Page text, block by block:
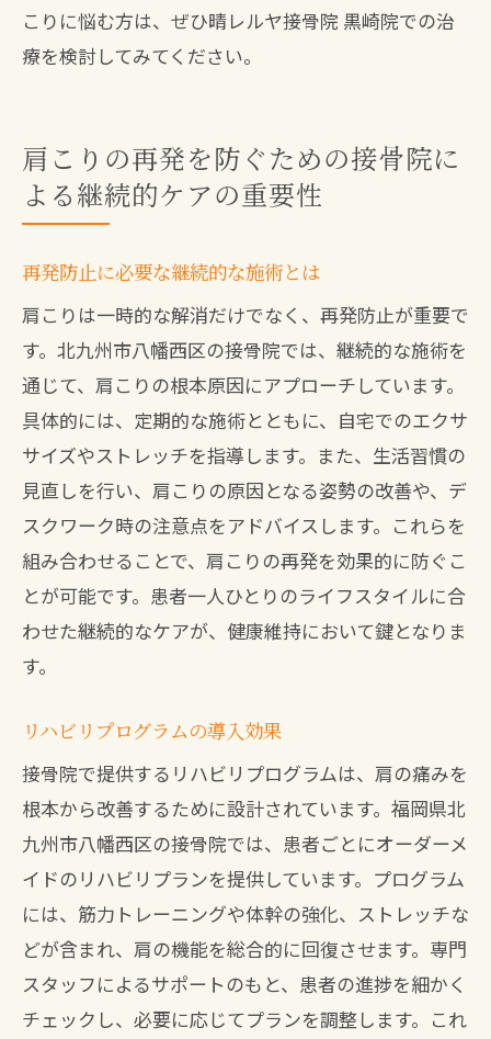
こりに悩む方は、ぜひ晴レルヤ接骨院 黒崎院での治
療を検討してみてください。
肩こりの再発を防ぐための接骨院に
よる継続的ケアの重要性
再発防止に必要な継続的な施術とは
肩こりは一時的な解消だけでなく、再発防止が重要で
す。北九州市八幡西区の接骨院では、継続的な施術を
通じて、肩こりの根本原因にアプローチしています。
具体的には、定期的な施術とともに、自宅でのエクサ
サイズやストレッチを指導します。また、生活習慣の
見直しを行い、肩こりの原因となる姿勢の改善や、デ
スクワーク時の注意点をアドバイスします。これらを
組み合わせることで、肩こりの再発を効果的に防ぐこ
とが可能です。患者一人ひとりのライフスタイルに合
わせた継続的なケアが、健康維持において鍵となりま
す。
リハビリプログラムの導入効果
接骨院で提供するリハビリプログラムは、肩の痛みを
根本から改善するために設計されています。福岡県北
九州市八幡西区の接骨院では、患者ごとにオーダーメ
イドのリハビリプランを提供しています。プログラム
には、筋力トレーニングや体幹の強化、ストレッチな
どが含まれ、肩の機能を総合的に回復させます。専門
スタッフによるサポートのもと、患者の進捗を細かく
チェックし、必要に応じてプランを調整します。これ